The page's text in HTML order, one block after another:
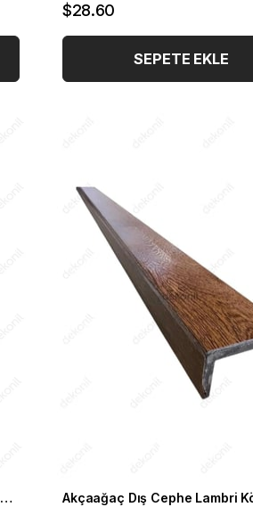
$28.60
SEPETE EKLE
Antrasit Kompozit Seperatör Duvar Bölme Profili 4*10*300 cm